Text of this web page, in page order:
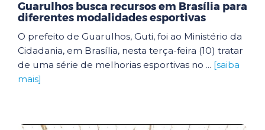
Guarulhos busca recursos em Brasília para
diferentes modalidades esportivas
O prefeito de Guarulhos, Guti, foi ao Ministério da
Cidadania, em Brasília, nesta terça-feira (10) tratar
de uma série de melhorias esportivas no ... [saiba
mais]